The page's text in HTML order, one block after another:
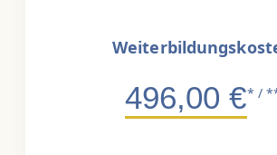
496,00 €* /